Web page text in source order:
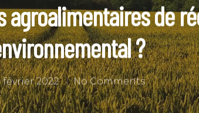
de
?
février 2022 No Comments